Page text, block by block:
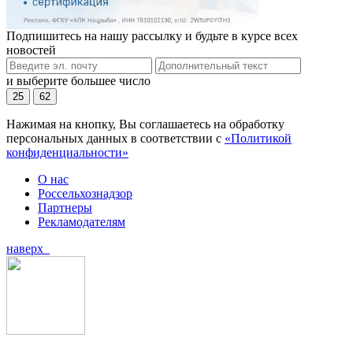
Подпишитесь на нашу рассылку и будьте в курсе всех
новостей
и выберите большее число
25 62
Нажимая на кнопку, Вы соглашаетесь на обработку
персональных данных в соответствии с «Политикой
конфиденциальности»
О нас
Россельхознадзор
Партнеры
Рекламодателям
наверх